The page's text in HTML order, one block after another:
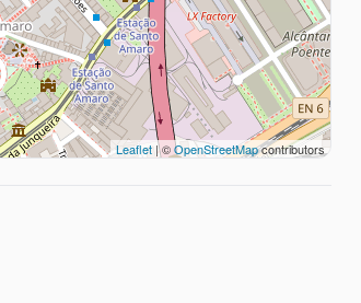
Leaflet | ©OpenStreetMapcontributors